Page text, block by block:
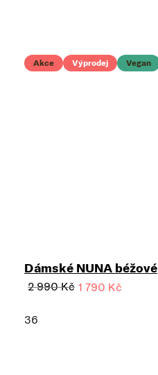
Akce Výprodej Vegan
Dámské NUNA béžové
2 990 Kč 1 790 Kč
36